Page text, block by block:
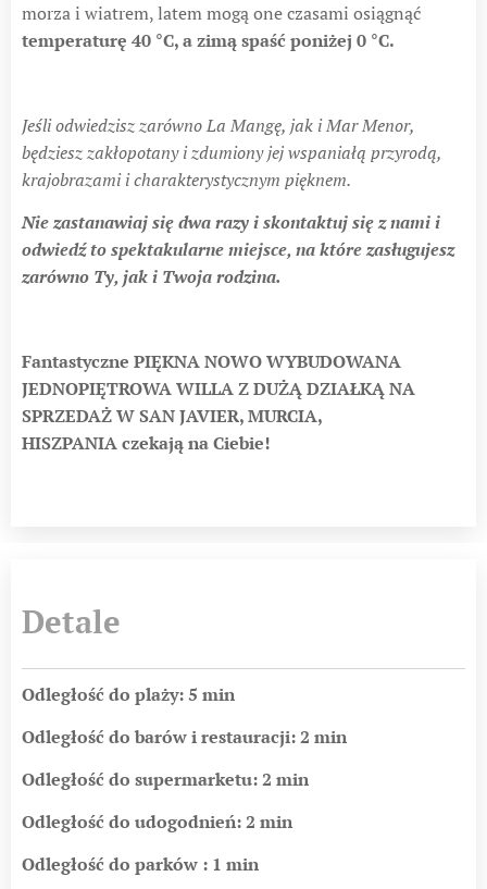
morza i wiatrem, latem mogą one czasami osiągnąć
temperaturę 40 °C, a zimą spaść poniżej 0 °C.
Jeśli odwiedzisz zarówno La Mangę, jak i Mar Menor,
będziesz zakłopotany i zdumiony jej wspaniałą przyrodą,
krajobrazami i charakterystycznym pięknem.
Nie zastanawiaj się dwa razy i skontaktuj się z nami i
odwiedź to spektakularne miejsce, na które zasługujesz
zarówno Ty, jak i Twoja rodzina.
Fantastyczne PIĘKNA NOWO WYBUDOWANA
JEDNOPIĘTROWA WILLA Z DUŻĄ DZIAŁKĄ NA
SPRZEDAŻ W SAN JAVIER, MURCIA,
HISZPANIAczekają na Ciebie!
Detale
Odległość do plaży: 5 min
Odległość do barów i restauracji: 2 min
Odległość do supermarketu: 2 min
Odległość do udogodnień: 2 min
Odległość do parków : 1 min